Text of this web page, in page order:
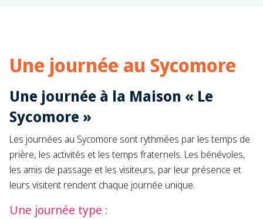
Une journée au Sycomore
Une journée à la Maison « Le
Sycomore »
Les journées au Sycomore sont rythmées par les temps de
prière, les activités et les temps fraternels. Les bénévoles,
les amis de passage et les visiteurs, par leur présence et
leurs visitent rendent chaque journée unique.
Une journée type :